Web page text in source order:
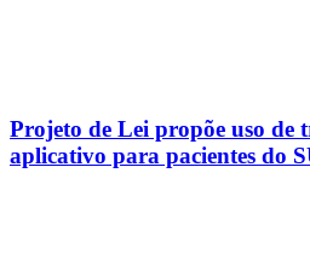
Projeto de Lei propõe uso de
aplicativo para pacientes do